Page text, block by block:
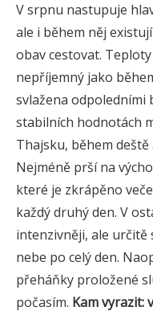
V srpnu nastupuje
ale i během něj
obav cestovat.
nepříjemný jako
svlažena odpoledními
stabilních hodnotách
Thajsku, během deště
Nejméně prší na
které je zkrápěno
každý druhý den. V
intenzivněji, ale určitě
nebe po celý den.
přeháňky proložené
počasím. Kam vyrazit: